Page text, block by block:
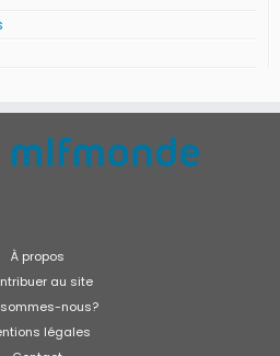
À propos
au site
nous?
légales